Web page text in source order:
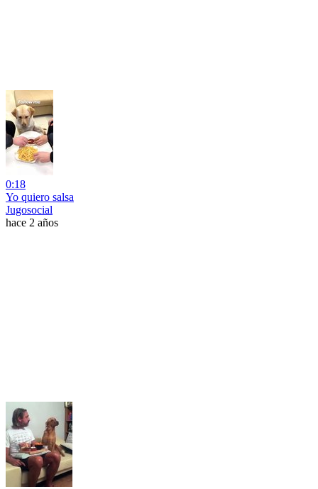
0:18
Yo quiero salsa
Jugosocial
hace 2 años